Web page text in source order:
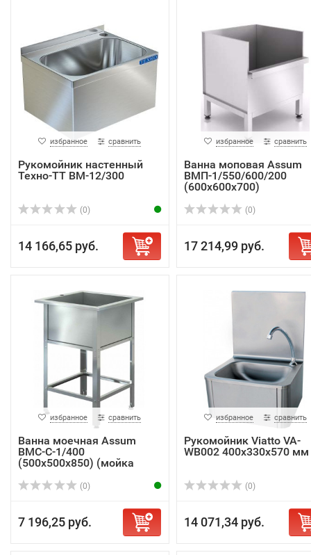
избранное сравнить
Рукомойник настенный
Техно-ТТ ВМ-12/300
(0)
14 166,65 руб.
избранное сравнить
Ванна моповая Assum
ВМП-1/550/600/200
(600х600х700)
(0)
17 214,99 руб.
избранное сравнить
Ванна моечная Assum
ВМС-С-1/400
(500х500х850) (мойка
AISI...
(0)
7 196,25 руб.
избранное сравнить
Рукомойник Viatto VA-
WB002 400x330x570 мм
(0)
14 071,34 руб.